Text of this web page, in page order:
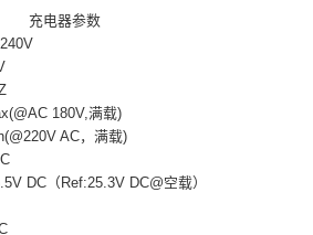
充电器参数
180V,满载)
AC，满载)
DC（Ref:25.3V DC@空载）